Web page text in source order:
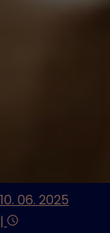
10. 06. 2025
|